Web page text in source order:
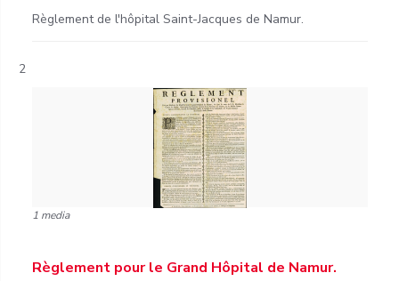
Règlement de l'hôpital Saint-Jacques de Namur.
2
1 media
Règlement pour le Grand Hôpital de Namur.